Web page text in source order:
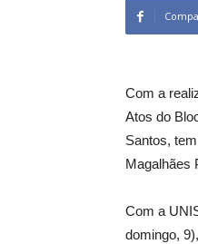
Com a
Atos do
Santos,
Magalhães
Com a
domingo,